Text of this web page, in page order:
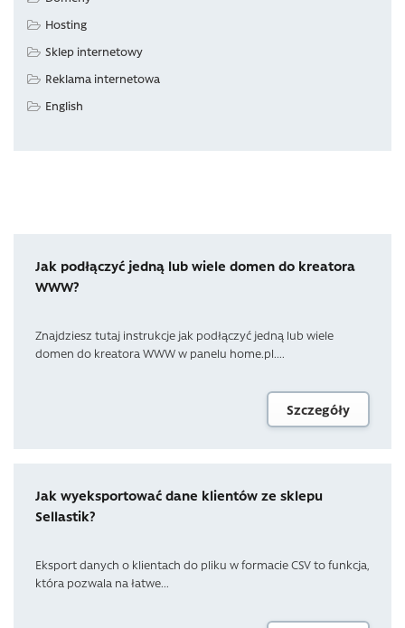
Hosting
Sklep internetowy
Reklama internetowa
English
Jak podłączyć jedną lub wiele domen do kreatora
WWW?
Znajdziesz tutaj instrukcje jak podłączyć jedną lub wiele
domen do kreatora WWW w panelu home.pl....
Szczegóły
Jak wyeksportować dane klientów ze sklepu
Sellastik?
Eksport danych o klientach do pliku w formacie CSV to funkcja,
która pozwala na łatwe...